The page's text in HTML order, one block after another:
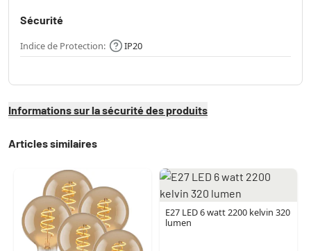
Sécurité
Indice de Protection: IP20
Informations sur la sécurité des produits
Articles similaires
E27 LED 6 watt 2200 kelvin 320
lumen